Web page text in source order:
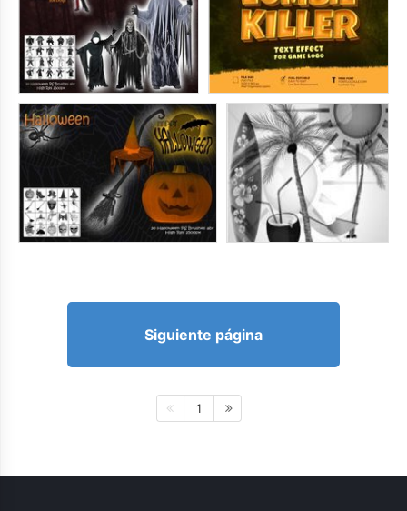
Siguiente página
1